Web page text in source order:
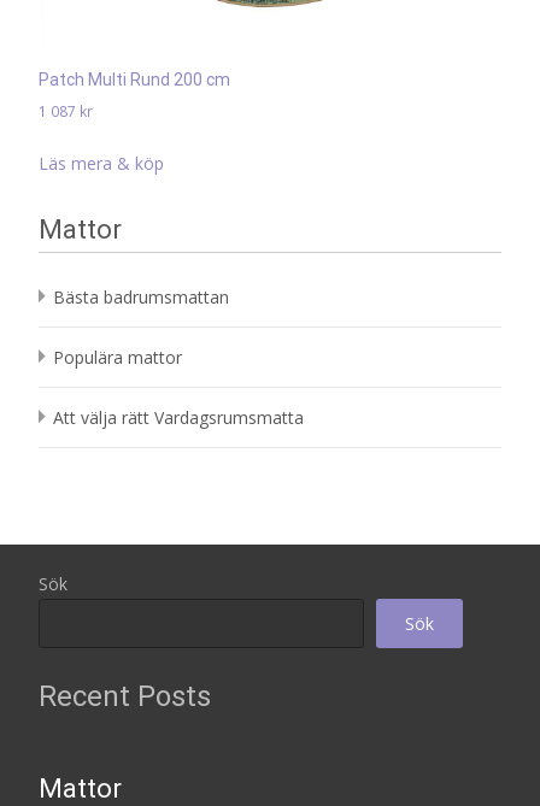
Patch Multi Rund 200 cm
1 087 kr
Läs mera & köp
Mattor
Bästa badrumsmattan
Populära mattor
Att välja rätt Vardagsrumsmatta
Sök
Sök
Recent Posts
Mattor